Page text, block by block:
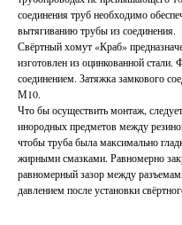
соединения труб необходимо
вытягиванию трубы из соединения.
Свёртный хомут «Краб»
изготовлен из оцинкованной
соединением. Затяжка замкового
М10.
Что бы осуществить монтаж,
инородных предметов между
чтобы труба была максимально
жирными смазками. Равномерно
равномерный зазор между
давлением после установки